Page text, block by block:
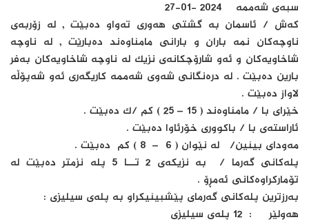
سبه‌ى شه‌ممه‌ 2024 -01-27
که‌ش / ئاسمان به‌ گشتى هه‌ورى ته‌واو ده‌بێت , له‌ زۆربه‌ى
ناوچه‌کان نمه‌ باران و بارانى مامناوه‌ند ده‌بارێت , له‌ ناوچه‌
شاخاویه‌کان و ئه‌و شارۆچکانه‌ى نزیک له‌ ناوچه‌ شاخاویه‌کان به‌فر
بارین ده‌بێت . له‌ دره‌نگانى شه‌وى شه‌ممه‌ کاریگه‌رى ئه‌و شه‌پۆڵه‌
لاواز ده‌بێت .
خێراى با / مامناوه‌ند ( 15 – 25 ) کم /ک ده‌بێت .
ئاراسته‌ى با / باکوورى خۆرئاوا ده‌بێت .
مه‌وداى بینین/ له‌ نێوان ( 6 – 8 ) کم ده‌بێت .
پله‌کانى گه‌رما / به‌ نزیکه‌ى 2 تــــا 5 پله‌ نزمتر ده‌بێت له‌
تۆمارکراوه‌کانى ئه‌مڕۆ .
به‌رزترین پله‌کانى گه‌رماى پێشبینیکراو به‌ پله‌ى سیلیزى :
هه‌ولێر : 12 پله‌ى سیلیزى